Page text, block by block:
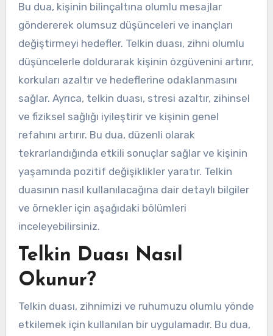
Bu dua, kişinin bilinçaltına olumlu mesajlar
göndererek olumsuz düşünceleri ve inançları
değiştirmeyi hedefler. Telkin duası, zihni olumlu
düşüncelerle doldurarak kişinin özgüvenini artırır,
korkuları azaltır ve hedeflerine odaklanmasını
sağlar. Ayrıca, telkin duası, stresi azaltır, zihinsel
ve fiziksel sağlığı iyileştirir ve kişinin genel
refahını artırır. Bu dua, düzenli olarak
tekrarlandığında etkili sonuçlar sağlar ve kişinin
yaşamında pozitif değişiklikler yaratır. Telkin
duasının nasıl kullanılacağına dair detaylı bilgiler
ve örnekler için aşağıdaki bölümleri
inceleyebilirsiniz.
Telkin Duası Nasıl
Okunur?
Telkin duası, zihnimizi ve ruhumuzu olumlu yönde
etkilemek için kullanılan bir uygulamadır. Bu dua,